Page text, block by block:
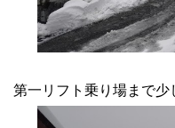
第一リフト乗り場まで少